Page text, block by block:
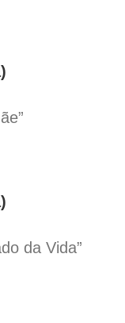
da Vida”